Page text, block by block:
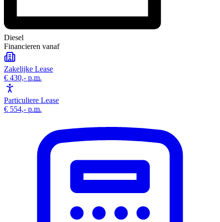
Diesel
Financieren vanaf
Zakelijke Lease
€ 430,- p.m.
Particuliere Lease
€ 554,- p.m.